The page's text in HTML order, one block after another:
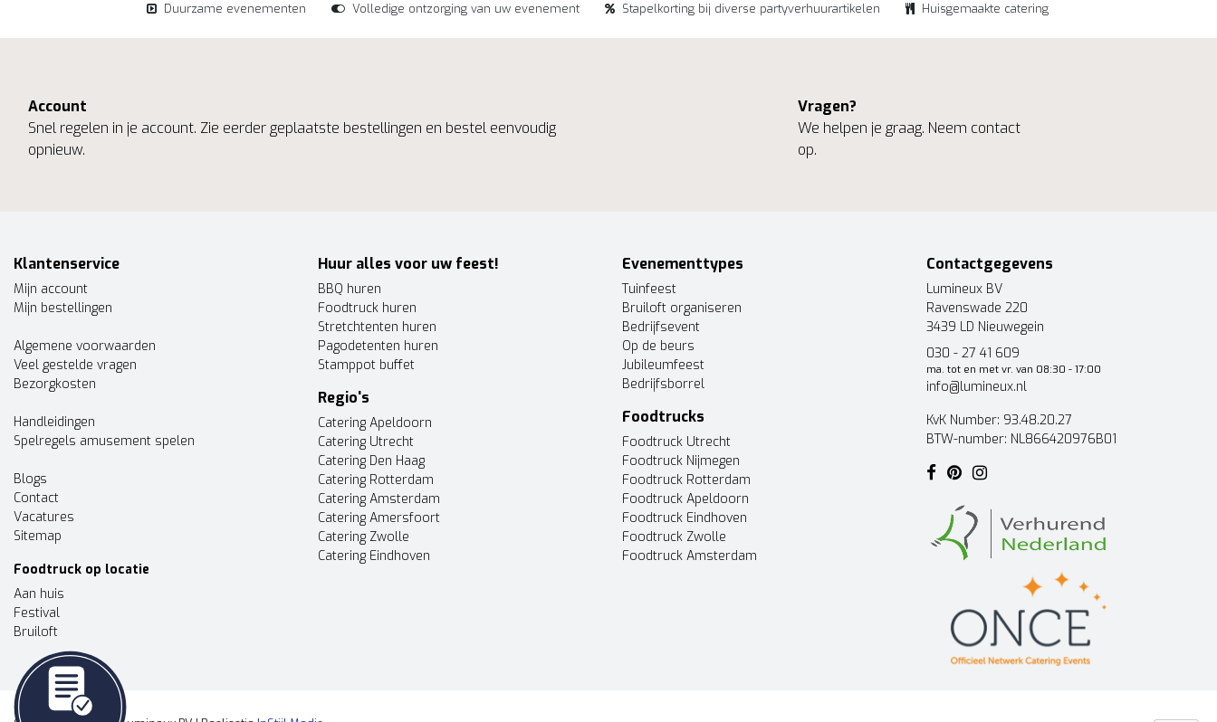
Duurzame evenementen Volledige ontzorging van uw evenement Stapelkorting bij diverse partyverhuurartikelen Huisgemaakte catering
Account
Snel regelen in je account. Zie eerder geplaatste bestellingen en bestel eenvoudig
opnieuw.
Vragen?
We helpen je graag. Neem contact
op.
Klantenservice
Mijn account
Mijn bestellingen
Algemene voorwaarden
Veel gestelde vragen
Bezorgkosten
Handleidingen
Spelregels amusement spelen
Blogs
Contact
Vacatures
Sitemap
Foodtruck op locatie
Aan huis
Festival
Bruiloft
Huur alles voor uw feest!
BBQ huren
Foodtruck huren
Stretchtenten huren
Pagodetenten huren
Stamppot buffet
Regio's
Catering Apeldoorn
Catering Utrecht
Catering Den Haag
Catering Rotterdam
Catering Amsterdam
Catering Amersfoort
Catering Zwolle
Catering Eindhoven
Evenementtypes
Tuinfeest
Bruiloft organiseren
Bedrijfsevent
Op de beurs
Jubileumfeest
Bedrijfsborrel
Foodtrucks
Foodtruck Utrecht
Foodtruck Nijmegen
Foodtruck Rotterdam
Foodtruck Apeldoorn
Foodtruck Eindhoven
Foodtruck Zwolle
Foodtruck Amsterdam
Contactgegevens
Lumineux BV
Ravenswade 220
3439 LD Nieuwegein
030 - 27 41 609
ma. tot en met vr. van 08:30 - 17:00
info@lumineux.nl
KvK Number: 93.48.20.27
BTW-number: NL866420976B01